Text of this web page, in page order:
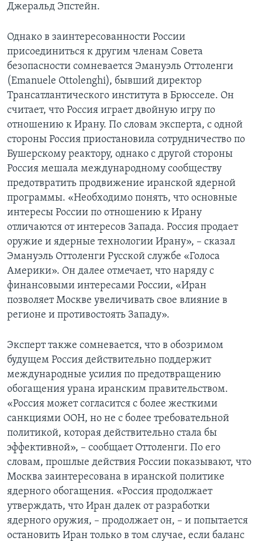
Джеральд Эпстейн.
Однако в заинтересованности России
присоединиться к другим членам Совета
безопасности сомневается Эмануэль Оттоленги
(Emanuele Ottolenghi), бывший директор
Трансатлантического института в Брюсселе. Он
считает, что Россия играет двойную игру по
отношению к Ирану. По словам эксперта, с одной
стороны Россия приостановила сотрудничество по
Бушерскому реактору, однако с другой стороны
Россия мешала международному сообществу
предотвратить продвижение иранской ядерной
программы. «Необходимо понять, что основные
интересы России по отношению к Ирану
отличаются от интересов Запада. Россия продает
оружие и ядерные технологии Ирану», – сказал
Эмануэль Оттоленги Русской службе «Голоса
Америки». Он далее отмечает, что наряду с
финансовыми интересами России, «Иран
позволяет Москве увеличивать свое влияние в
регионе и противостоять Западу».
Эксперт также сомневается, что в обозримом
будущем Россия действительно поддержит
международные усилия по предотвращению
обогащения урана иранским правительством.
«Россия может согласится с более жесткими
санкциями ООН, но не с более требовательной
политикой, которая действительно стала бы
эффективной», – сообщает Оттоленги. По его
словам, прошлые действия России показывают, что
Москва заинтересована в иранской политике
ядерного обогащения. «Россия продолжает
утверждать, что Иран далек от разработки
ядерного оружия, – продолжает он, – и попытается
остановить Иран только в том случае, если баланс